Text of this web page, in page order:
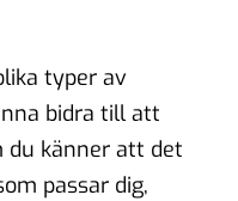
typer av
bidra till att
du känner att det
passar dig,